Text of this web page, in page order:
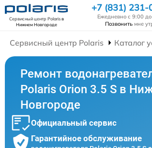
Сервисный центр Polarisв
Нижнем Новгороде
+7 (831) 231-
Ежедневно с 9:00
Позвонить мне
Сервисный центр Polaris Каталог
Ремонт
Polaris Orion 3.5 S в
Новгороде
Официальный сервис
Гарантийное обслуживание